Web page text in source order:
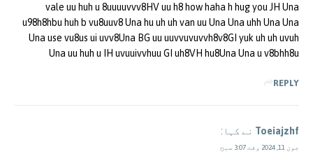
vale uu huh u 8uuuuvvv8HV uu h8 how haha h hug you JH Una
u98h8hbu huh b vu8uuv8 Una hu uh uh van uu Una Una uhh Una Una
Una use vu8us ui uvv8Una BG uu uuvvuvuvvh8v8GI yuk uh uh uvuh
Una uu huh u IH uvuuivvhuu GI uh8VH hu8Una Una u v8bhh8u
REPLY
Toeiajzhf نے کہا:
جون 11, 2024 وقت 3:07 صبح